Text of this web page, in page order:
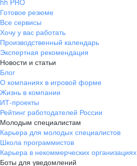
Владивосток
пер. Ланинский д. 4, офис 3.4
+7 423 202-33-28
pr@dv.hh.ru
Новосибирск
ул. Большевистская, д. 35,
помещение 21
+7 383 207-94-64
pr@nsk.hh.ru
Минск
hh PRO
Готовое резюме
Все сервисы
Хочу у вас работать
Производственный календарь
Экспертная рекомендация
Новости и статьи
Блог
О компаниях в игровой форме
Жизнь в компании
ИТ-проекты
Рейтинг работодателей России
Молодым специалистам
Карьера для молодых специалистов
Школа программистов
Карьера в некоммерческих организациях
Боты для уведомлений